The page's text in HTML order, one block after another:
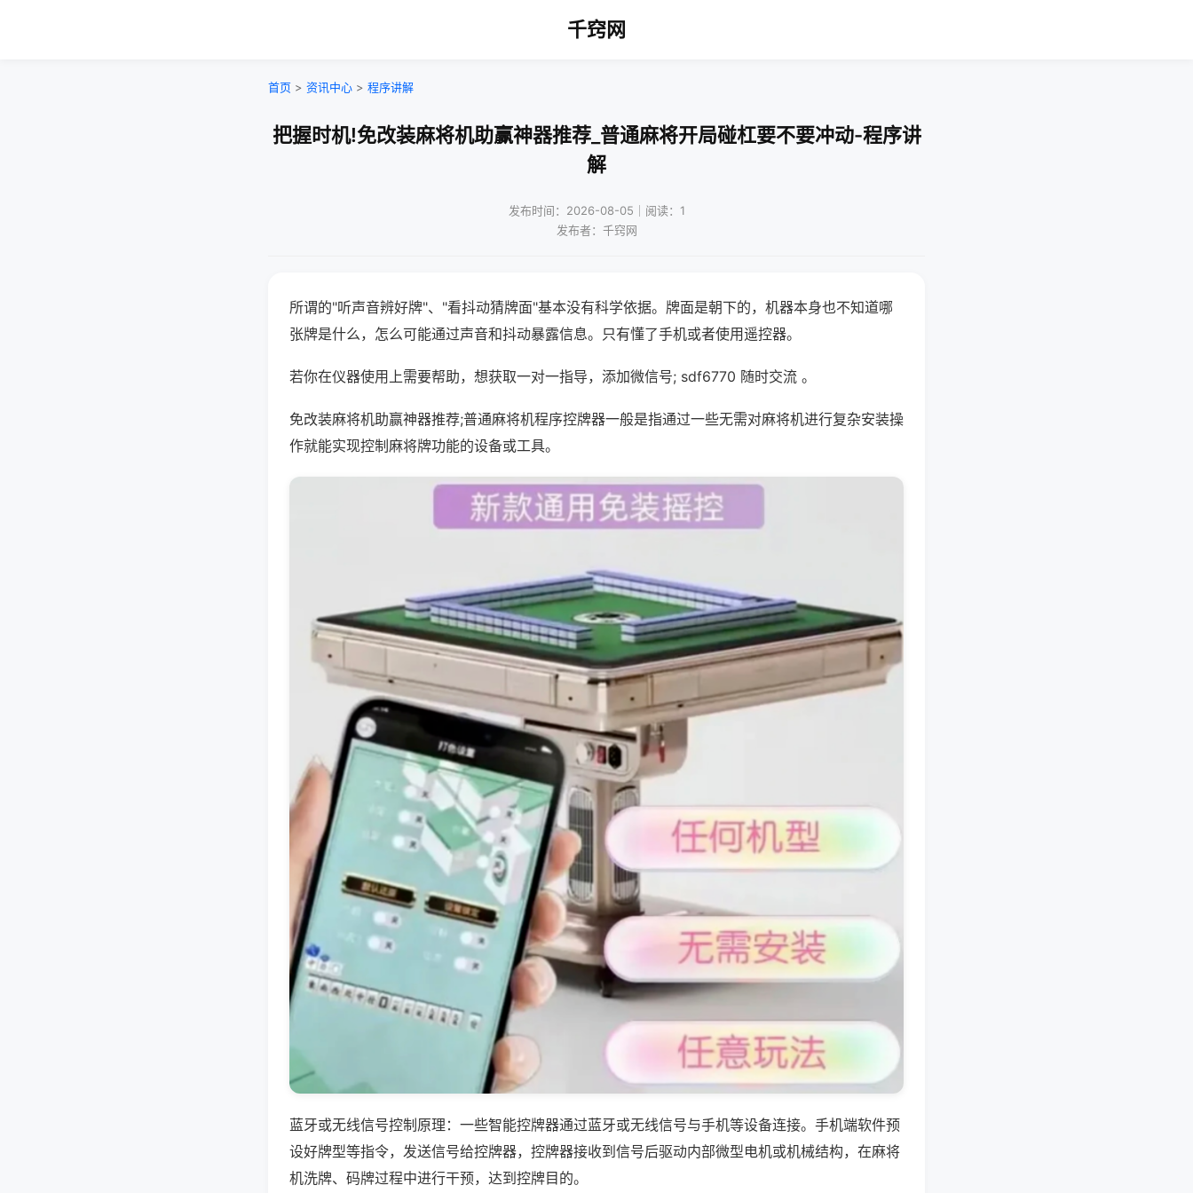
千窍网
首页 > 资讯中心 > 程序讲解
把握时机!免改装麻将机助赢神器推荐_普通麻将开局碰杠要不要冲动-程序讲
解
发布时间：2026-08-05｜阅读：1
发布者：千窍网
所谓的"听声音辨好牌"、"看抖动猜牌面"基本没有科学依据。牌面是朝下的，机器本身也不知道哪
张牌是什么，怎么可能通过声音和抖动暴露信息。只有懂了手机或者使用遥控器。
若你在仪器使用上需要帮助，想获取一对一指导，添加微信号; sdf6770 随时交流 。
免改装麻将机助赢神器推荐;普通麻将机程序控牌器一般是指通过一些无需对麻将机进行复杂安装操
作就能实现控制麻将牌功能的设备或工具。
蓝牙或无线信号控制原理：一些智能控牌器通过蓝牙或无线信号与手机等设备连接。手机端软件预
设好牌型等指令，发送信号给控牌器，控牌器接收到信号后驱动内部微型电机或机械结构，在麻将
机洗牌、码牌过程中进行干预，达到控牌目的。